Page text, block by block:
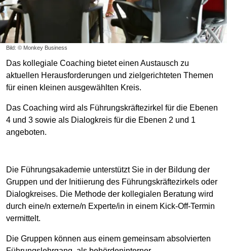
Bild: © Monkey Business
Das kollegiale Coaching bietet einen Austausch zu
aktuellen Herausforderungen und zielgerichteten Themen
für einen kleinen ausgewählten Kreis.
Das Coaching wird als Führungskräftezirkel für die Ebenen
4 und 3 sowie als Dialogkreis für die Ebenen 2 und 1
angeboten.
Die Führungsakademie unterstützt Sie in der Bildung der
Gruppen und der Initiierung des Führungskräftezirkels oder
Dialogkreises. Die Methode der kollegialen Beratung wird
durch eine/n externe/n Experte/in in einem Kick-Off-Termin
vermittelt.
Die Gruppen können aus einem gemeinsam absolvierten